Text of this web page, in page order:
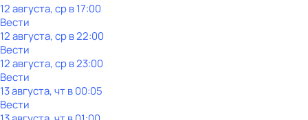
12 августа, ср в 17:00
Вести
12 августа, ср в 22:00
Вести
12 августа, ср в 23:00
Вести
13 августа, чт в 00:05
Вести